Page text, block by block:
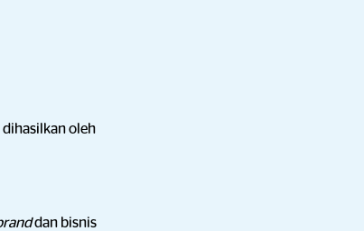
dihasilkan oleh
dan bisnis